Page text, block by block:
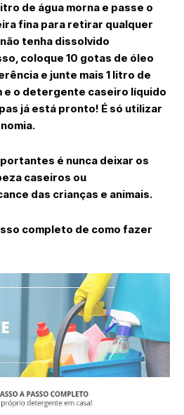
de água morna e passe o
fina para retirar qualquer
tenha dissolvido
coloque 10 gotas de óleo
e junte mais 1 litro de
e o detergente caseiro líquido
já está pronto! É só utilizar
é nunca deixar os
caseiros ou
das crianças e animais.
completo de como fazer